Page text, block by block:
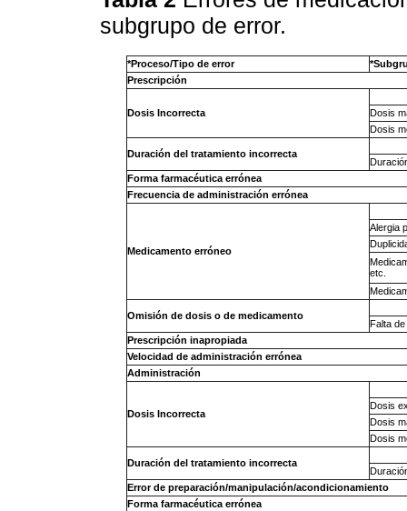
subgrupo de error.
*Proceso/Tipo de error
Prescripción
Dosis Incorrecta
Dosis
Dosis
Duración del tratamiento incorrecta
Forma farmacéutica errónea
Frecuencia de administración errónea
Medicamento erróneo
Alergia
etc.
Omisión de dosis o de medicamento
Falta
Prescripción inapropiada
Velocidad de administración errónea
Administración
Dosis Incorrecta
Dosis
Dosis
Dosis
Duración del tratamiento incorrecta
Error de preparación/manipulación/acondicionamiento
Forma farmacéutica errónea